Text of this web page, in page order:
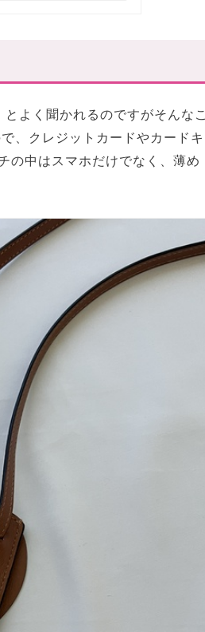
よく聞かれるのですがそんなこ
、クレジットカードやカードキ
の中はスマホだけでなく、薄め